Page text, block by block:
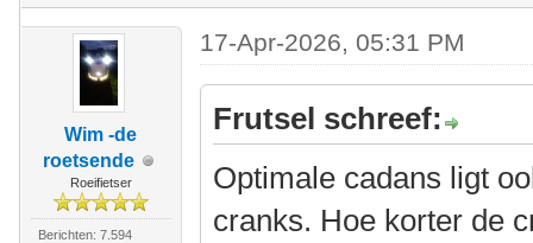
Wim -de
roetsende
Roeifietser
Berichten: 7.594
17-Apr-2026, 05:31 PM
Frutsel schreef:
Optimale cadans ligt
cranks. Hoe korter de